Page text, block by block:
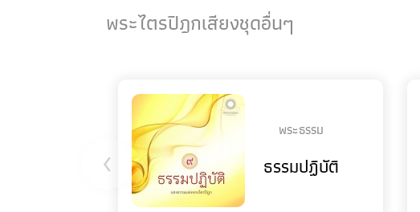
พระไตรปิฎกเสียงชุดอื่นๆ
พระธรรม
ธรรมปฏิบัติ
‹